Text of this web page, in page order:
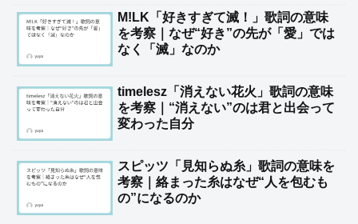
M!LK「好きすぎて滅！」歌詞の意味
を考察｜なぜ“好き”の先が「愛」では
なく「滅」なのか
timelesz「消えない花火」歌詞の意味
を考察｜“消えない”のは君と出会って
変わった自分
スピッツ「見知らぬ糸」歌詞の意味を
考察｜絡まった糸はなぜ“人を包むも
の”になるのか